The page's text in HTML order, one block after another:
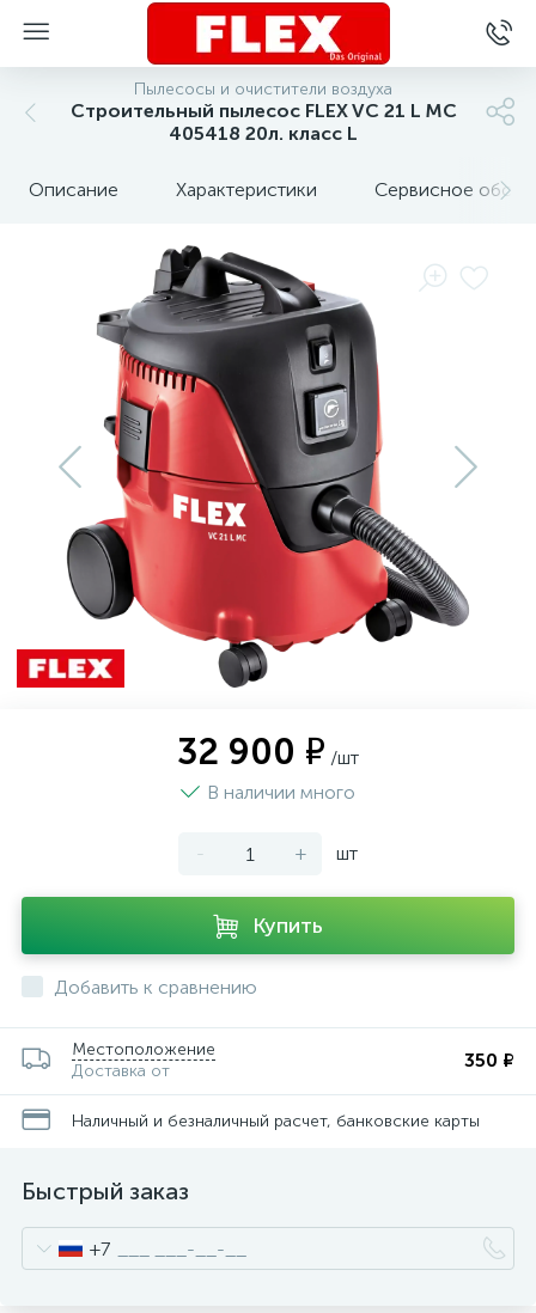
Пылесосы и очистители воздуха
Строительный пылесос FLEX VC 21 L MC
405418 20л. класс L
Описание Характеристики Сервисное
32 900 ₽ /шт
В наличии много
- + шт
Купить
Добавить к сравнению
Местоположение
Доставка от
350 ₽
Наличный и безналичный расчет, банковские карты
Быстрый заказ
+7